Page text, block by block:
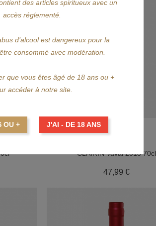
CLAIRIN Vaval 2018 70cl
47,99 €Prix
des articles spiritueux avec un
accès réglementé.
d’alcool est dangereux pour la
consommé avec modération.
que vous êtes âgé de 18 ans ou +
accéder à notre site.
OU + J'AI - DE 18 ANS